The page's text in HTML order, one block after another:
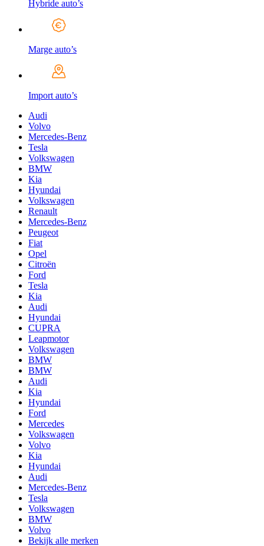
Hybride auto’s
Marge auto’s
Import auto’s
Audi
Volvo
Mercedes-Benz
Tesla
Volkswagen
BMW
Kia
Hyundai
Volkswagen
Renault
Mercedes-Benz
Peugeot
Fiat
Opel
Citroën
Ford
Tesla
Kia
Audi
Hyundai
CUPRA
Leapmotor
Volkswagen
BMW
BMW
Audi
Kia
Hyundai
Ford
Mercedes
Volkswagen
Volvo
Kia
Hyundai
Audi
Mercedes-Benz
Tesla
Volkswagen
BMW
Volvo
Bekijk alle merken